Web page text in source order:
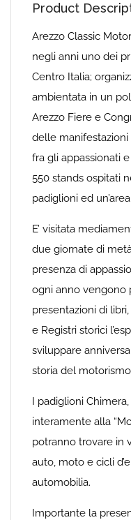
Product
Arezzo Classic
negli anni uno dei
Centro Italia;
ambientata in un
Arezzo Fiere e
delle
fra gli appassionati
550 stands ospitati
padiglioni ed
E’ visitata
due giornate di
presenza di
ogni anno vengono
presentazioni di
e Registri storici
sviluppare
storia del
I padiglioni
interamente alla
potranno trovare in
auto, moto e cicli
automobilia.
Importante la